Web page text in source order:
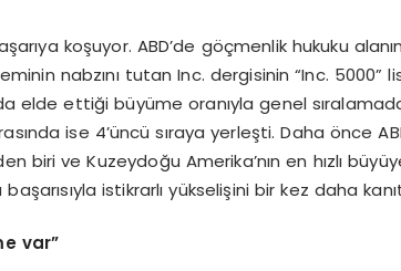
koşuyor. ABD’de göçmenlik hukuku
nabzını tutan Inc. dergisinin “Inc. 5000”
elde ettiği büyüme oranıyla genel sıralamada
ise 4’üncü sıraya yerleşti. Daha önce
biri ve Kuzeydoğu Amerika’nın en hızlı
istikrarlı yükselişini bir kez daha
var”